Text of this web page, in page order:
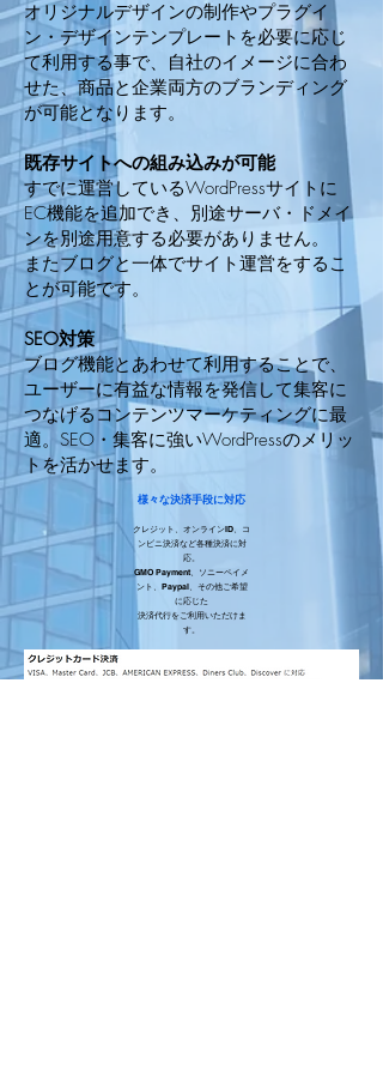
様々な決済手段に対応
クレジット、オンラインID、コ
ンビニ決済など各種決済に対
応。
GMO Payment、ソニーペイメ
ント、Paypal、その他ご希望
に応じた
決済代行をご利用いただけま
す。
オリジナルデザインの制作やプラグイ
ン・デザインテンプレートを必要に応じ
て利用する事で、自社のイメージに合わ
せた、商品と企業両方のブランディング
が可能となります。
既存サイトへの組み込みが可能
すでに運営しているWordPressサイトに
EC機能を追加でき、別途サーバ・ドメイ
ンを別途用意する必要がありません。
またブログと一体でサイト運営をするこ
とが可能です。
SEO対策
ブログ機能とあわせて利用することで、
ユーザーに有益な情報を発信して集客に
つなげるコンテンツマーケティングに最
適。SEO・集客に強いWordPressのメリッ
トを活かせます。